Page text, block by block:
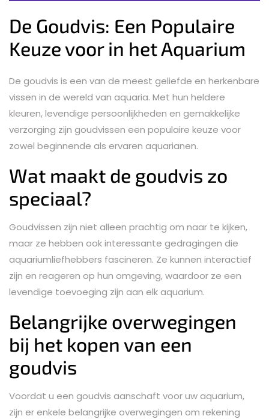
De Goudvis: Een Populaire
Keuze voor in het Aquarium
De goudvis is een van de meest geliefde en herkenbare
vissen in de wereld van aquaria. Met hun heldere
kleuren, levendige persoonlijkheden en gemakkelijke
verzorging zijn goudvissen een populaire keuze voor
zowel beginnende als ervaren aquarianen.
Wat maakt de goudvis zo
speciaal?
Goudvissen zijn niet alleen prachtig om naar te kijken,
maar ze hebben ook interessante gedragingen die
aquariumliefhebbers fascineren. Ze kunnen interactief
zijn en reageren op hun omgeving, waardoor ze een
levendige toevoeging zijn aan elk aquarium.
Belangrijke overwegingen
bij het kopen van een
goudvis
Voordat u een goudvis aanschaft voor uw aquarium,
zijn er enkele belangrijke overwegingen om rekening